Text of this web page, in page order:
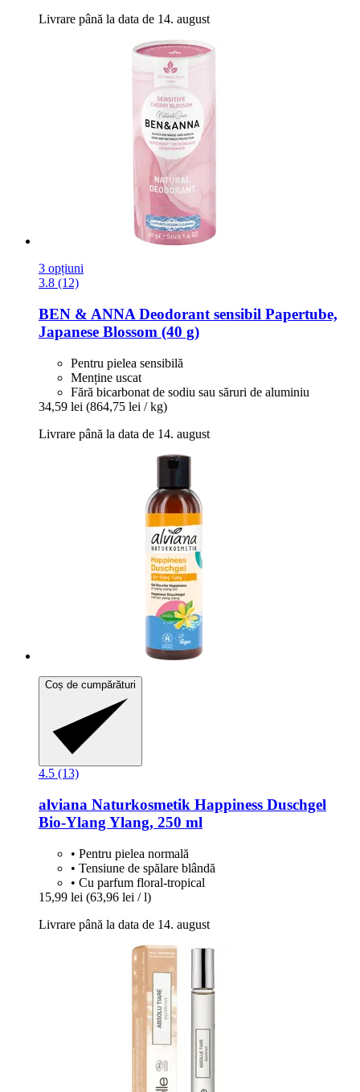
Livrare până la data de 14. august
3 opțiuni
3.8 (12)
BEN & ANNA Deodorant sensibil Papertube,
Japanese Blossom (40 g)
Pentru pielea sensibilă
Menține uscat
Fără bicarbonat de sodiu sau săruri de aluminiu
34,59 lei (864,75 lei / kg)
Livrare până la data de 14. august
Coș de cumpărături
4.5 (13)
alviana Naturkosmetik Happiness Duschgel
Bio-​Ylang Ylang, 250 ml
• Pentru pielea normală
• Tensiune de spălare blândă
• Cu parfum floral-tropical
15,99 lei (63,96 lei / l)
Livrare până la data de 14. august